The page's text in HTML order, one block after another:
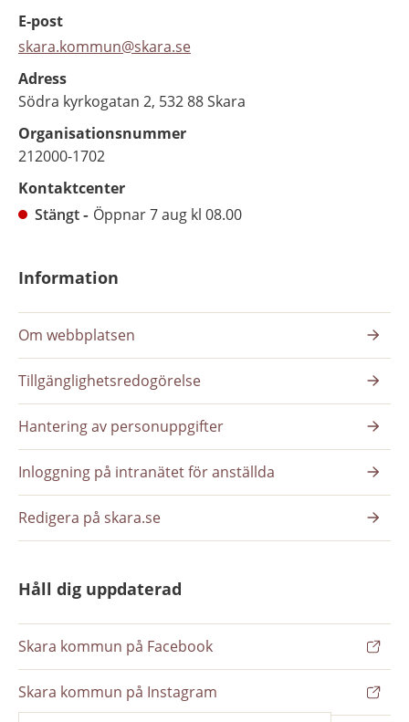
E-post
skara.kommun@skara.se
Adress
Södra kyrkogatan 2, 532 88 Skara
Organisationsnummer
212000-1702
Kontaktcenter
Stängt
Öppnar 7 aug kl 08.00
Information
Om webbplatsen
Tillgänglighetsredogörelse
Hantering av personuppgifter
Inloggning på intranätet för anställda
Redigera på skara.se
Håll dig uppdaterad
Skara kommun på Facebook
Skara kommun på Instagram